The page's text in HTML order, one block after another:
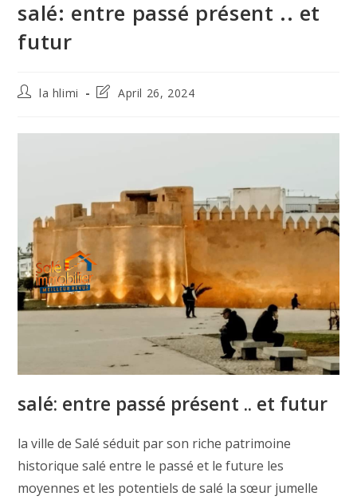
salé: entre passé présent .. et
futur
Postla hlimi
PostApril 26, 2024
salé: entre passé présent .. et futur
la ville de Salé séduit par son riche patrimoine
historique salé entre le passé et le future les
moyennes et les potentiels de salé la sœur jumelle